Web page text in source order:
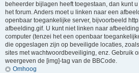
beheerder bijlagen heeft toegestaan, dan kunt
het forum. Anders moet u linken naar een
openbaar toegankelijke server, bijvoorbeeld
afbeelding.gif. U kunt niet linken naar
computer (tenzei het een openbaar
die opgeslagen zijn op beveiligde locaties,
sites met wachtwoordbeveiliging, enz. Gebruik
weergeven de [img]-tag van de BBCode.
Omhoog